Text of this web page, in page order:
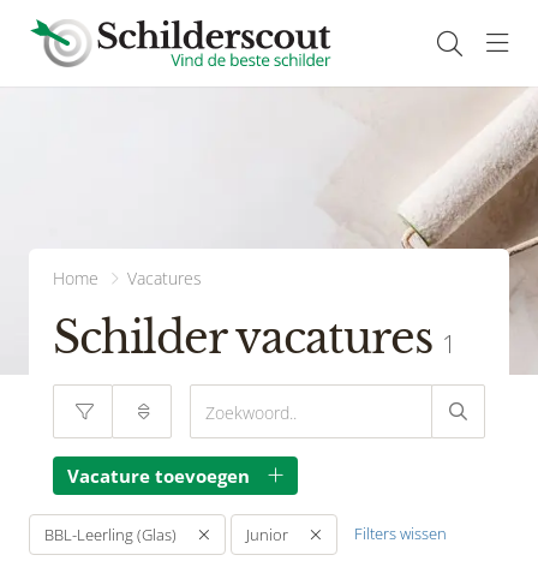
Home Vacatures
Schilder vacatures 1
Vacature toevoegen
BBL-Leerling (Glas) Junior Filters wissen